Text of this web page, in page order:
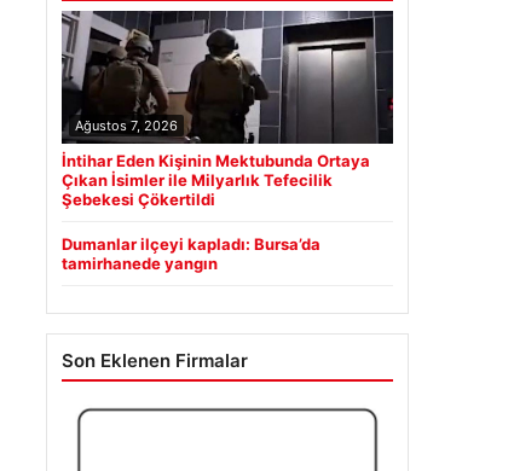
Ağustos 7, 2026
İntihar Eden Kişinin Mektubunda Ortaya
Çıkan İsimler ile Milyarlık Tefecilik
Şebekesi Çökertildi
Dumanlar ilçeyi kapladı: Bursa’da
tamirhanede yangın
Son Eklenen Firmalar